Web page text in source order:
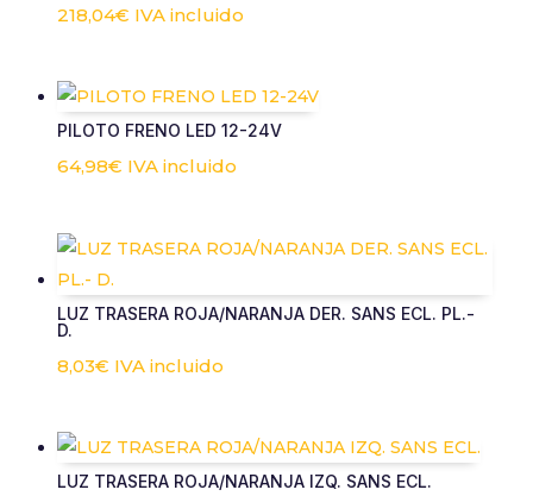
218,04€ IVA incluido
PILOTO FRENO LED 12-24V
64,98€ IVA incluido
LUZ TRASERA ROJA/NARANJA DER. SANS ECL. PL.-
D.
8,03€ IVA incluido
LUZ TRASERA ROJA/NARANJA IZQ. SANS ECL.